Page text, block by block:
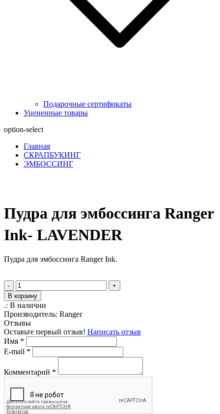
Подарочные сертификаты
Уцененные товары
option-select
Главная
СКРАПБУКИНГ
ЭМБОССИНГ
Пудра для эмбоссинга Ranger
Ink- LAVENDER
Пудра для эмбоссинга Ranger Ink.
-
+
В корзину
.: В наличии
Производитель: Ranger
Отзывы
Оставьте первый отзыв! Написать отзыв
Имя *
E-mail *
Комментарий *